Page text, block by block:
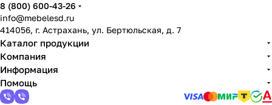
8 (800) 600-43-26
info@mebelesd.ru
414056, г. Астрахань, ул. Бертюльская, д. 7
Каталог продукции
Компания
Информация
Помощь